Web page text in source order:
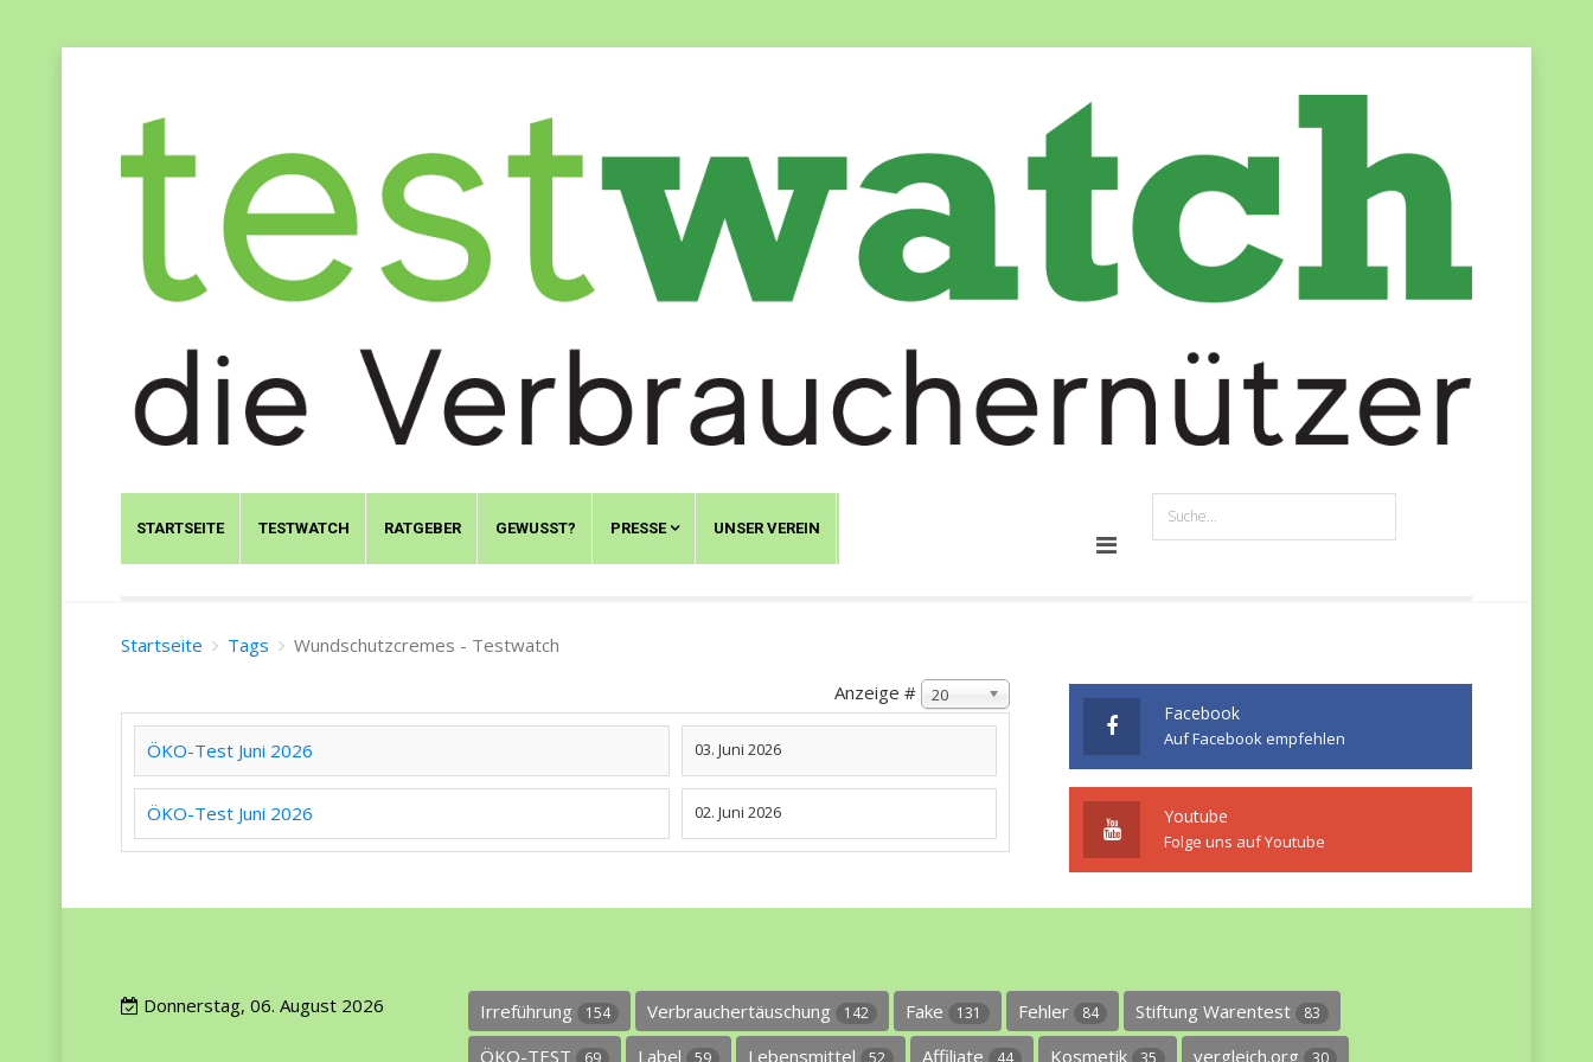
STARTSEITE TESTWATCH RATGEBER GEWUSST? PRESSE UNSER VEREIN
Startseite Tags
Wundschutzcremes - Testwatch
Anzeige #
20
ÖKO-Test Juni 2026 03. Juni 2026
ÖKO-Test Juni 2026 02. Juni 2026
Facebook
Auf Facebook empfehlen
Youtube
Folge uns auf Youtube
Donnerstag, 06. August 2026 Irreführung 154 Verbrauchertäuschung 142 Fake 131 Fehler 84 Stiftung Warentest 83
ÖKO-TEST 69 Label 59 Lebensmittel 52 Affiliate 44 Kosmetik 35 vergleich.org 30